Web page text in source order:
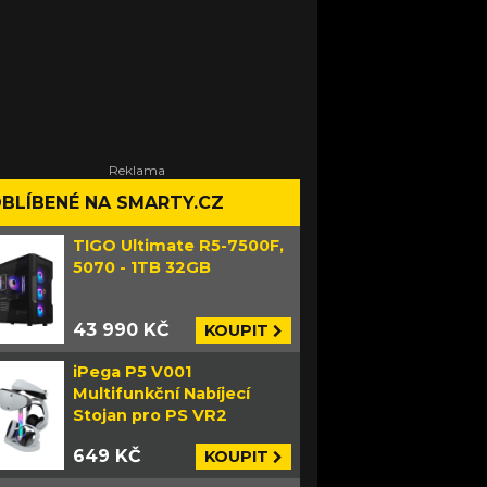
NA SMARTY.CZ
TIGO Ultimate R5-7500F,
5070 - 1TB 32GB
43 990 KČ KOUPIT
iPega P5 V001
Multifunkční Nabíjecí
Stojan pro PS VR2
649 KČ KOUPIT